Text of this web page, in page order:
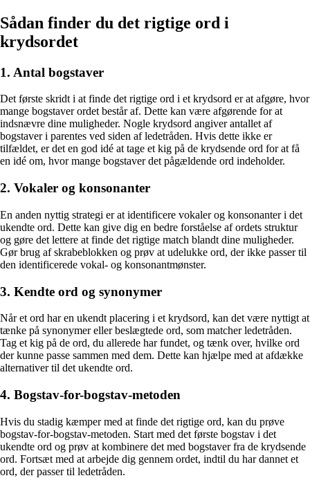
Sådan finder du det rigtige ord i
krydsordet
1. Antal bogstaver
Det første skridt i at finde det rigtige ord i et krydsord er at afgøre, hvor
mange bogstaver ordet består af. Dette kan være afgørende for at
indsnævre dine muligheder. Nogle krydsord angiver antallet af
bogstaver i parentes ved siden af ledetråden. Hvis dette ikke er
tilfældet, er det en god idé at tage et kig på de krydsende ord for at få
en idé om, hvor mange bogstaver det pågældende ord indeholder.
2. Vokaler og konsonanter
En anden nyttig strategi er at identificere vokaler og konsonanter i det
ukendte ord. Dette kan give dig en bedre forståelse af ordets struktur
og gøre det lettere at finde det rigtige match blandt dine muligheder.
Gør brug af skrabeblokken og prøv at udelukke ord, der ikke passer til
den identificerede vokal- og konsonantmønster.
3. Kendte ord og synonymer
Når et ord har en ukendt placering i et krydsord, kan det være nyttigt at
tænke på synonymer eller beslægtede ord, som matcher ledetråden.
Tag et kig på de ord, du allerede har fundet, og tænk over, hvilke ord
der kunne passe sammen med dem. Dette kan hjælpe med at afdække
alternativer til det ukendte ord.
4. Bogstav-for-bogstav-metoden
Hvis du stadig kæmper med at finde det rigtige ord, kan du prøve
bogstav-for-bogstav-metoden. Start med det første bogstav i det
ukendte ord og prøv at kombinere det med bogstaver fra de krydsende
ord. Fortsæt med at arbejde dig gennem ordet, indtil du har dannet et
ord, der passer til ledetråden.